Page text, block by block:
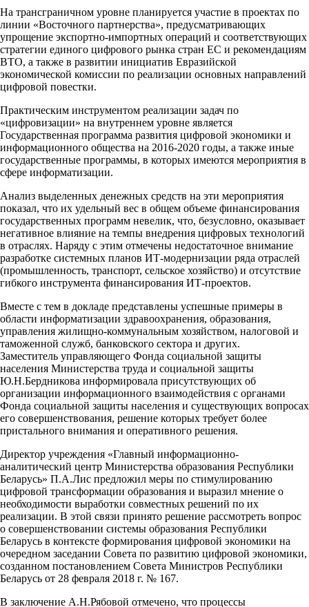
На трансграничном уровне планируется участие в проектах по
линии «Восточного партнерства», предусматривающих
упрощение экспортно-импортных операций и соответствующих
стратегии единого цифрового рынка стран ЕС и рекомендациям
ВТО, а также в развитии инициатив Евразийской
экономической комиссии по реализации основных направлений
цифровой повестки.
Практическим инструментом реализации задач по
«цифровизации» на внутреннем уровне является
Государственная программа развития цифровой экономики и
информационного общества на 2016-2020 годы, а также иные
государственные программы, в которых имеются мероприятия в
сфере информатизации.
Анализ выделенных денежных средств на эти мероприятия
показал, что их удельный вес в общем объеме финансирования
государственных программ невелик, что, безусловно, оказывает
негативное влияние на темпы внедрения цифровых технологий
в отраслях. Наряду с этим отмечены недостаточное внимание
разработке системных планов ИТ-модернизации ряда отраслей
(промышленность, транспорт, сельское хозяйство) и отсутствие
гибкого инструмента финансирования ИТ-проектов.
Вместе с тем в докладе представлены успешные примеры в
области информатизации здравоохранения, образования,
управления жилищно-коммунальным хозяйством, налоговой и
таможенной служб, банковского сектора и других.
Заместитель управляющего Фонда социальной защиты
населения Министерства труда и социальной защиты
Ю.Н.Бердникова информировала присутствующих об
организации информационного взаимодействия с органами
Фонда социальной защиты населения и существующих вопросах
его совершенствования, решение которых требует более
пристального внимания и оперативного решения.
Директор учреждения «Главный информационно-
аналитический центр Министерства образования Республики
Беларусь» П.А.Лис предложил меры по стимулированию
цифровой трансформации образования и выразил мнение о
необходимости выработки совместных решений по их
реализации. В этой связи принято решение рассмотреть вопрос
о совершенствовании системы образования Республики
Беларусь в контексте формирования цифровой экономики на
очередном заседании Совета по развитию цифровой экономики,
созданном постановлением Совета Министров Республики
Беларусь от 28 февраля 2018 г. № 167.
В заключение А.Н.Рябовой отмечено, что процессы